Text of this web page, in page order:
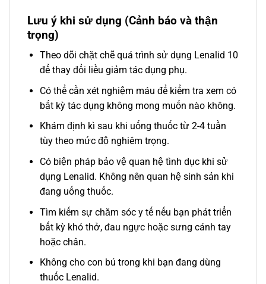
Lưu ý khi sử dụng (Cảnh báo và thận
trọng)
Theo dõi chặt chẽ quá trình sử dụng Lenalid 10
để thay đổi liều giảm tác dụng phụ.
Có thể cần xét nghiệm máu để kiểm tra xem có
bất kỳ tác dụng không mong muốn nào không.
Khám định kì sau khi uống thuốc từ 2-4 tuần
tùy theo mức độ nghiêm trọng.
Có biện pháp bảo vệ quan hệ tình dục khi sử
dụng Lenalid. Không nên quan hệ sinh sản khi
đang uống thuốc.
Tìm kiếm sự chăm sóc y tế nếu bạn phát triển
bất kỳ khó thở, đau ngực hoặc sưng cánh tay
hoặc chân.
Không cho con bú trong khi bạn đang dùng
thuốc Lenalid.